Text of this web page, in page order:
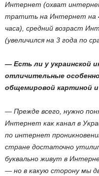
Интернет (охват
тратить на Интернет на
часа), средний возраст
(увеличился на 3 года по
— Есть ли у украинской
отличительные
общемировой картиной
— Прежде всего, нужно
Интернет как канал в
по интернет
стране достаточно
буквально живут в
— но в какую сторону мы